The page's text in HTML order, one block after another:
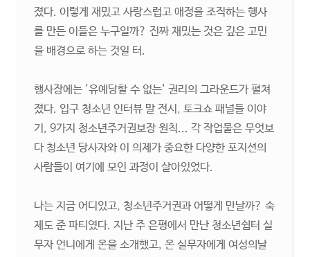
졌다. 이렇게 재밌고 사랑스럽고 애정을 조직하는 행사
를 만든 이들은 누구일까? 진짜 재밌는 것은 깊은 고민
을 배경으로 하는 것일 터.
행사장에는 '유예당할 수 없는' 권리의 그라운드가 펼쳐
졌다. 입구 청소년 인터뷰 말 전시, 토크쇼 패널들 이야
기, 9가지 청소년주거권보장 원칙... 각 작업물은 무엇보
다 청소년 당사자와 이 의제가 중요한 다양한 포지션의
사람들이 여기에 모인 과정이 살아있었다.
나는 지금 어디있고, 청소년주거권과 어떻게 만날까? 숙
제도 준 파티였다. 지난 주 은평에서 만난 청소년쉼터 실
무자 언니에게 온을 소개했고, 온 실무자에게 여성의날